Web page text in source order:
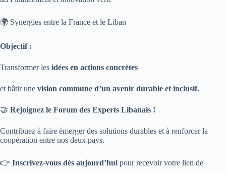
🌍 Synergies entre la France et le Liban
Objectif :
Transformer les idées en actions concrètes
et bâtir une vision commune d’un avenir durable et inclusif.
🤝 Rejoignez le Forum des Experts Libanais !
Contribuez à faire émerger des solutions durables et à renforcer la
coopération entre nos deux pays.
👉 Inscrivez-vous dès aujourd’hui pour recevoir votre lien de